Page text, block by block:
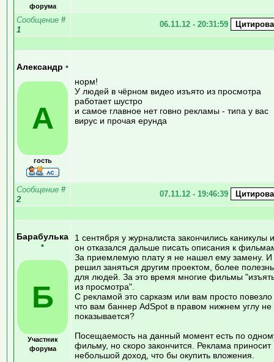
форума
Сообщение #
1
06.11.12 - 20:31:59
Александр •
А
гость
норм!
У людей в чёрном видео изъято из просмотра
работает шустро
и самое главное нет говно рекламы - типа у вас
вирус и прочая ерунда
Сообщение #
2
07.11.12 - 19:46:39
Барабулька
•
Б
Участник
форума
1 сентября у журналиста закончились каникулы и
он отказался дальше писать описания к
За приемлемую плату я не нашел ему замену. И
решил заняться другим проектом, более
для людей. За это время многие фильмы
из просмотра".
С рекламой это сарказм или вам просто повезло
что вам баннер AdSpot в правом нижнем углу не
показывается?
Посещаемость на данный момент есть по
фильму, но скоро закончится. Реклама приносит
небольшой доход, что бы окупить вложения.